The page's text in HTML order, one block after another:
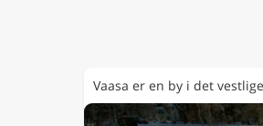
Vaasa er en by i det